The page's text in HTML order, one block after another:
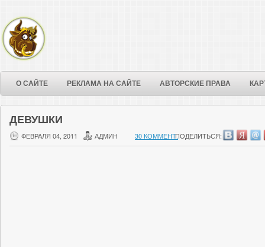
О САЙТЕ РЕКЛАМА НА САЙТЕ АВТОРСКИЕ ПРАВА
ДЕВУШКИ
ФЕВРАЛЯ 04, 2011 АДМИН 30 КОММЕНТ.ПОДЕЛИТЬСЯ: